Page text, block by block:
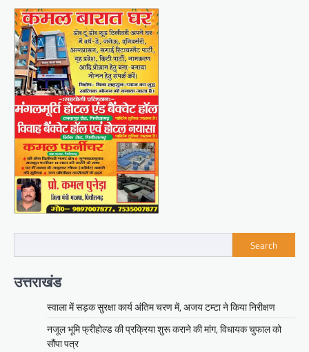
Search
उत्तराखंड
स्वाला में सड़क सुरक्षा कार्य अंतिम चरण में, अजय टम्टा ने किया निरीक्षण
नजूल भूमि फ्रीहोल्ड की प्रक्रिया शुरू कराने की मांग, विधायक चुफाल को
सौंपा पत्र